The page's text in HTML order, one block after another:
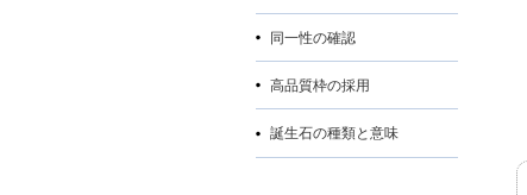
同一性の確認
高品質枠の採用
誕生石の種類と意味